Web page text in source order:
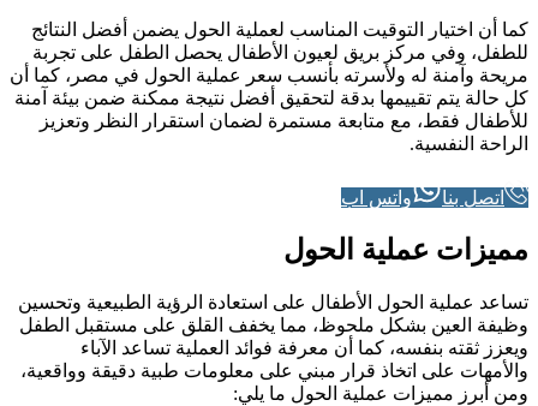
كما أن اختيار التوقيت المناسب لعملية الحول يضمن أفضل النتائج
للطفل، وفي مركز بريق لعيون الأطفال يحصل الطفل على تجربة
مريحة وآمنة له ولأسرته بأنسب سعر عملية الحول في مصر، كما أن
كل حالة يتم تقييمها بدقة لتحقيق أفضل نتيجة ممكنة ضمن بيئة آمنة
للأطفال فقط، مع متابعة مستمرة لضمان استقرار النظر وتعزيز
الراحة النفسية.
اتصل بنا واتس اب
مميزات عملية الحول
تساعد عملية الحول الأطفال على استعادة الرؤية الطبيعية وتحسين
وظيفة العين بشكل ملحوظ، مما يخفف القلق على مستقبل الطفل
ويعزز ثقته بنفسه، كما أن معرفة فوائد العملية تساعد الآباء
والأمهات على اتخاذ قرار مبني على معلومات طبية دقيقة وواقعية،
ومن أبرز مميزات عملية الحول ما يلي: